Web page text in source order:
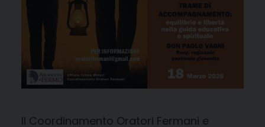
Il Coordinamento Oratori Fermani e